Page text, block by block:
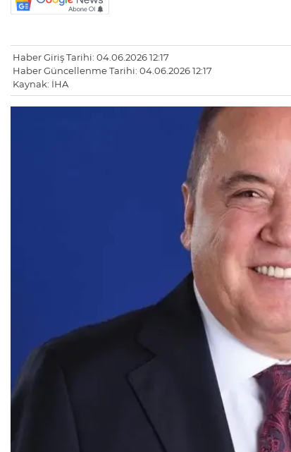
Haber Giriş Tarihi: 04.06.2026 12:17
Haber Güncellenme Tarihi: 04.06.2026 12:17
Kaynak: İHA